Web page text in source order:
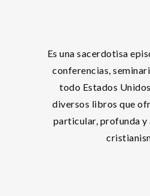
Es una sacerdotisa
conferencias,
todo Estados
diversos libros que
particular, profunda y